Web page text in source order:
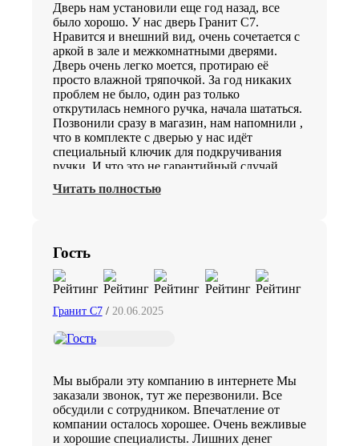
Дверь нам установили еще год назад, все
было хорошо. У нас дверь Гранит С7.
Нравится и внешний вид, очень сочетается с
аркой в зале и межкомнатными дверями.
Дверь очень легко моется, протираю её
просто влажной тряпочкой. За год никаких
проблем не было, один раз только
открутилась немного ручка, начала шататься.
Позвонили сразу в магазин, нам напомнили ,
что в комплекте с дверью у нас идёт
специальный ключик для подкручивания
ручки. И что это не гарантийный случай,
такое отношение к клиентам.
Читать полностью
Гость
Гранит C7/ 20.06.2025
Мы выбрали эту компанию в интернете Мы
заказали звонок, тут же перезвонили. Все
обсудили с сотрудником. Впечатление от
компании осталось хорошее. Очень вежливые
и хорошие специалисты. Лишних денег